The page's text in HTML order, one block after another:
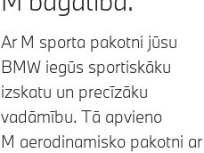
Ar M sporta pakotni jūsu
BMW iegūs sportiskāku
izskatu un precīzāku
vadāmību. Tā apvieno
M aerodinamisko pakotni ar